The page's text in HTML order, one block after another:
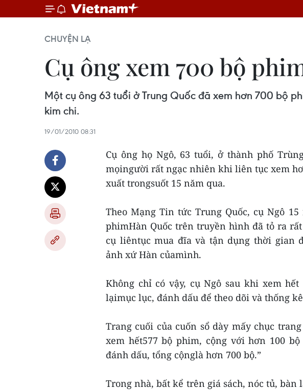
CHUYỆN LẠ
Cụ ông xem 700 bộ
Một cụ ông 63 tuổi ở Trung Quốc đã xem hơn 700 bộ
kim chi.
19/01/2010 08:31
Cụ ông họ Ngô, 63 tuổi, ở thành phố
mọingười rất ngạc nhiên khi liên tục xem
xuất trongsuốt 15 năm qua.
Theo Mạng Tin tức Trung Quốc, cụ Ngô
phimHàn Quốc trên truyền hình đã tỏ ra
cụ liêntục mua đĩa và tận dụng thời gian
ảnh xứ Hàn củamình.
Không chỉ có vậy, cụ Ngô sau khi xem
lạimục lục, đánh dấu để theo dõi và thống
Trang cuối của cuốn sổ dày mấy chục
xem hết577 bộ phim, cộng với hơn 100
đánh dấu, tổng cộnglà hơn 700 bộ.”
Trong nhà, bất kể trên giá sách, nóc tủ,